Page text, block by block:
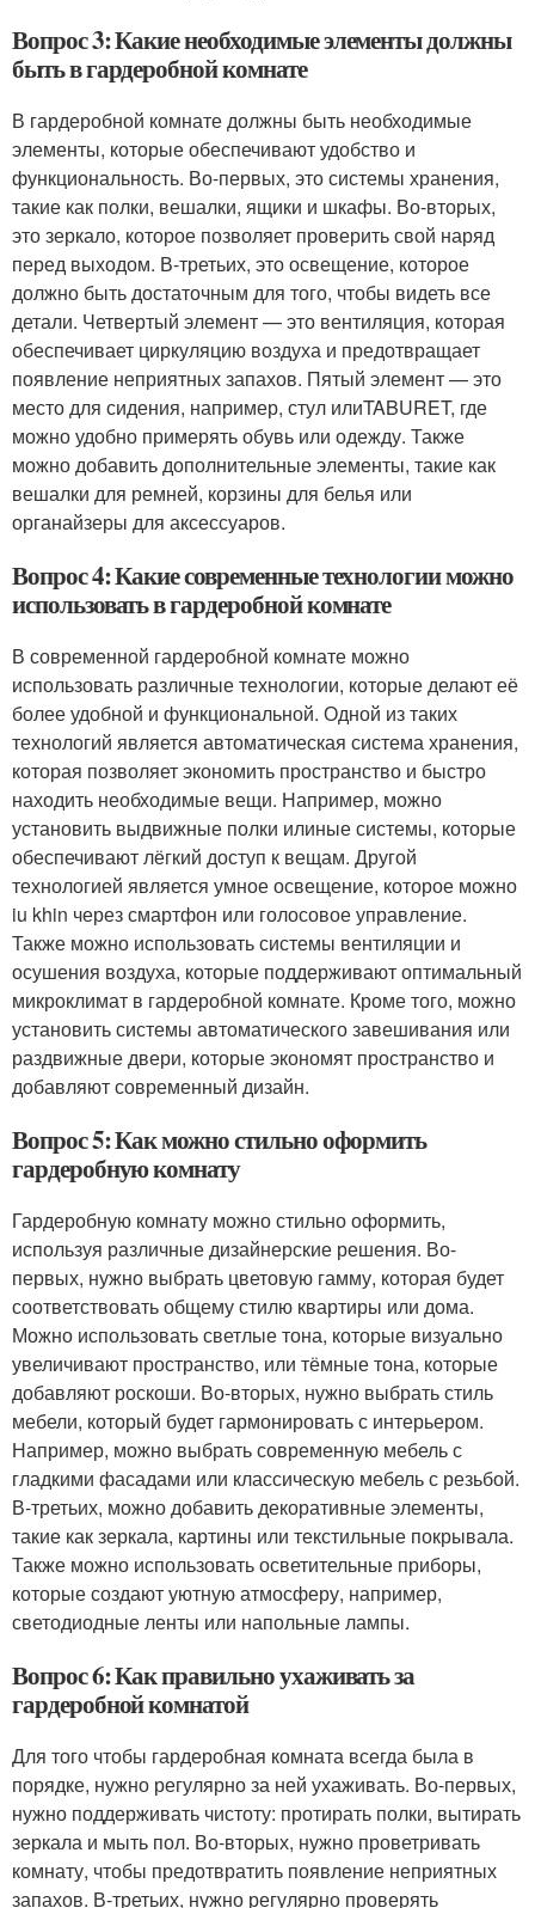
Вопрос 3: Какие необходимые элементы должны
быть в гардеробной комнате
В гардеробной комнате должны быть необходимые
элементы, которые обеспечивают удобство и
функциональность. Во-первых, это системы хранения,
такие как полки, вешалки, ящики и шкафы. Во-вторых,
это зеркало, которое позволяет проверить свой наряд
перед выходом. В-третьих, это освещение, которое
должно быть достаточным для того, чтобы видеть все
детали. Четвертый элемент — это вентиляция, которая
обеспечивает циркуляцию воздуха и предотвращает
появление неприятных запахов. Пятый элемент — это
место для сидения, например, стул илиTABURET, где
можно удобно примерять обувь или одежду. Также
можно добавить дополнительные элементы, такие как
вешалки для ремней, корзины для белья или
органайзеры для аксессуаров.
Вопрос 4: Какие современные технологии можно
использовать в гардеробной комнате
В современной гардеробной комнате можно
использовать различные технологии, которые делают её
более удобной и функциональной. Одной из таких
технологий является автоматическая система хранения,
которая позволяет экономить пространство и быстро
находить необходимые вещи. Например, можно
установить выдвижные полки илиные системы, которые
обеспечивают лёгкий доступ к вещам. Другой
технологией является умное освещение, которое можно
iu khin через смартфон или голосовое управление.
Также можно использовать системы вентиляции и
осушения воздуха, которые поддерживают оптимальный
микроклимат в гардеробной комнате. Кроме того, можно
установить системы автоматического завешивания или
раздвижные двери, которые экономят пространство и
добавляют современный дизайн.
Вопрос 5: Как можно стильно оформить
гардеробную комнату
Гардеробную комнату можно стильно оформить,
используя различные дизайнерские решения. Во-
первых, нужно выбрать цветовую гамму, которая будет
соответствовать общему стилю квартиры или дома.
Можно использовать светлые тона, которые визуально
увеличивают пространство, или тёмные тона, которые
добавляют роскоши. Во-вторых, нужно выбрать стиль
мебели, который будет гармонировать с интерьером.
Например, можно выбрать современную мебель с
гладкими фасадами или классическую мебель с резьбой.
В-третьих, можно добавить декоративные элементы,
такие как зеркала, картины или текстильные покрывала.
Также можно использовать осветительные приборы,
которые создают уютную атмосферу, например,
светодиодные ленты или напольные лампы.
Вопрос 6: Как правильно ухаживать за
гардеробной комнатой
Для того чтобы гардеробная комната всегда была в
порядке, нужно регулярно за ней ухаживать. Во-первых,
нужно поддерживать чистоту: протирать полки, вытирать
зеркала и мыть пол. Во-вторых, нужно проветривать
комнату, чтобы предотвратить появление неприятных
запахов. В-третьих, нужно регулярно проверять